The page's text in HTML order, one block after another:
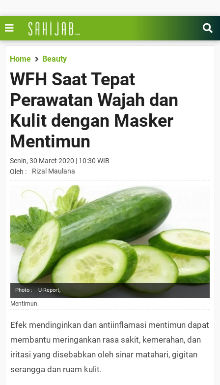
Home Beauty
WFH Saat Tepat
Perawatan Wajah dan
Kulit dengan Masker
Mentimun
Senin, 30 Maret 2020 | 10:30 WIB
Oleh :
Rizal Maulana
Photo : U-Report,
Mentimun.
Efek mendinginkan dan antiinflamasi mentimun dapat
membantu meringankan rasa sakit, kemerahan, dan
iritasi yang disebabkan oleh sinar matahari, gigitan
serangga dan ruam kulit.